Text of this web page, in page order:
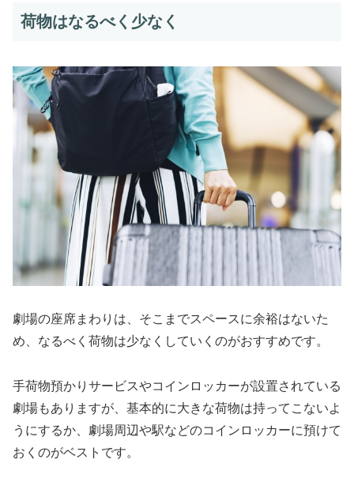
荷物はなるべく少なく
劇場の座席まわりは、そこまでスペースに余裕はないた
め、なるべく荷物は少なくしていくのがおすすめです。
手荷物預かりサービスやコインロッカーが設置されている
劇場もありますが、基本的に大きな荷物は持ってこないよ
うにするか、劇場周辺や駅などのコインロッカーに預けて
おくのがベストです。